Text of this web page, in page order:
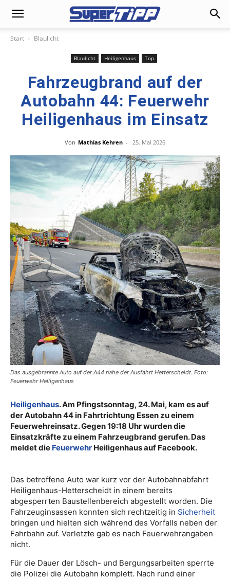
Start Blaulicht
Blaulicht Heiligenhaus Top
Fahrzeugbrand auf der
Autobahn 44: Feuerwehr
Heiligenhaus im Einsatz
Von Mathias Kehren - 25. Mai 2026
Das ausgebrannte Auto auf der A44 nahe der Ausfahrt Hetterscheidt. Foto:
Feuerwehr Heiligenhaus
Heiligenhaus. Am Pfingstsonntag, 24. Mai, kam es auf
der Autobahn 44 in Fahrtrichtung Essen zu einem
Feuerwehreinsatz. Gegen 19:18 Uhr wurden die
Einsatzkräfte zu einem Fahrzeugbrand gerufen. Das
meldet die Feuerwehr Heiligenhaus auf Facebook.
Das betroffene Auto war kurz vor der Autobahnabfahrt
Heiligenhaus-Hetterscheidt in einem bereits
abgesperrten Baustellenbereich abgestellt worden. Die
Fahrzeuginsassen konnten sich rechtzeitig in Sicherheit
bringen und hielten sich während des Vorfalls neben der
Fahrbahn auf. Verletzte gab es nach Feuerwehrangaben
nicht.
Für die Dauer der Lösch- und Bergungsarbeiten sperrte
die Polizei die Autobahn komplett. Nach rund einer